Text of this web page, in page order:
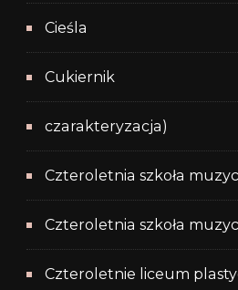
Cieśla
Cukiernik
czarakteryzacja)
Czteroletnia szkoła
Czteroletnia szkoła
Czteroletnie liceum